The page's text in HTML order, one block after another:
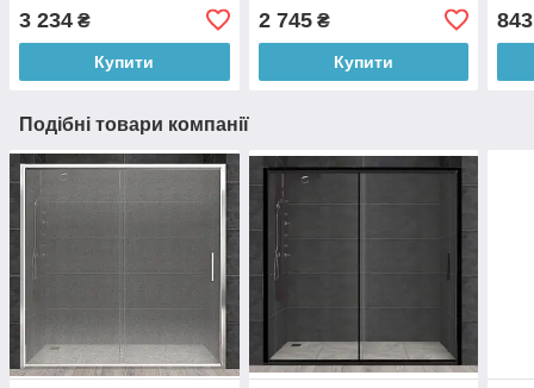
3 234 ₴
Купити
2 745₴
Купити
843
Подібні товари компанії